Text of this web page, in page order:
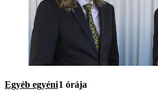
Egyéb egyéni1 órája